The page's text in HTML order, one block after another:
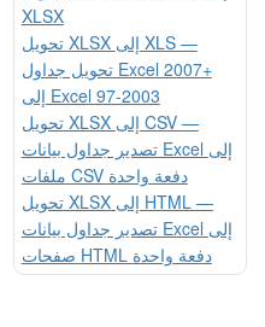
XLSX
تحويل XLSX إلى XLS —
تحويل جداول Excel 2007+
إلى Excel 97-2003
تحويل XLSX إلى CSV —
تصدير جداول بيانات Excel إلى
ملفات CSV دفعة واحدة
تحويل XLSX إلى HTML —
تصدير جداول بيانات Excel إلى
صفحات HTML دفعة واحدة